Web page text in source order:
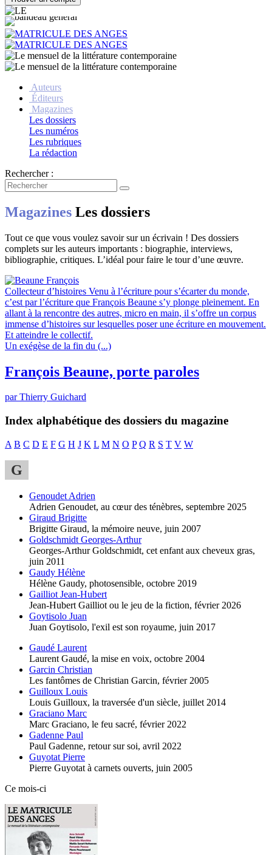
Auteurs
Éditeurs
Magazines
Les dossiers
Les numéros
Les rubriques
La rédaction
Rechercher :
Magazines Les dossiers
Tout ce que vous voulez savoir sur un écrivain ! Des dossiers
complets sur les auteurs importants : biographie, interviews,
bibliographie, critiques. L’idéal pour faire le tour d’une œuvre.
Collecteur d’histoires Venu à l’écriture pour s’écarter du monde,
c’est par l’écriture que François Beaune s’y plonge pleinement. En
allant à la rencontre des autres, micro en main, il s’offre un corpus
immense d’histoires sur lesquelles poser une écriture en mouvement.
Et atteindre le collectif.
Un exégèse de la fin du (...)
François Beaune, porte paroles
par Thierry Guichard
Index alphabétique des dossiers du magazine
A B C D E F G H J K L M N O P Q R S T V W
G
Genoudet Adrien
Adrien Genoudet, au cœur des ténèbres, septembre 2025
Giraud Brigitte
Brigitte Giraud, la mémoire neuve, juin 2007
Goldschmidt Georges-Arthur
Georges-Arthur Goldschmidt, cet enfant aux cheveux gras,
juin 2011
Gaudy Hélène
Hélène Gaudy, photosensible, octobre 2019
Gailliot Jean-Hubert
Jean-Hubert Gailliot ou le jeu de la fiction, février 2026
Goytisolo Juan
Juan Goytisolo, l'exil est son royaume, juin 2017
Gaudé Laurent
Laurent Gaudé, la mise en voix, octobre 2004
Garcin Christian
Les fantômes de Christian Garcin, février 2005
Guilloux Louis
Louis Guilloux, la traversée d'un siècle, juillet 2014
Graciano Marc
Marc Graciano, le feu sacré, février 2022
Gadenne Paul
Paul Gadenne, retour sur soi, avril 2022
Guyotat Pierre
Pierre Guyotat à carnets ouverts, juin 2005
Ce mois-ci